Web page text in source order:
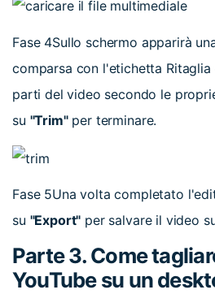
Fase 4Sullo schermo apparirà
comparsa con l'etichetta Ritaglia
parti del video secondo le
su "Trim" per terminare.
Fase 5Una volta completato
su "Export" per salvare il video
Parte 3. Come
YouTube su un